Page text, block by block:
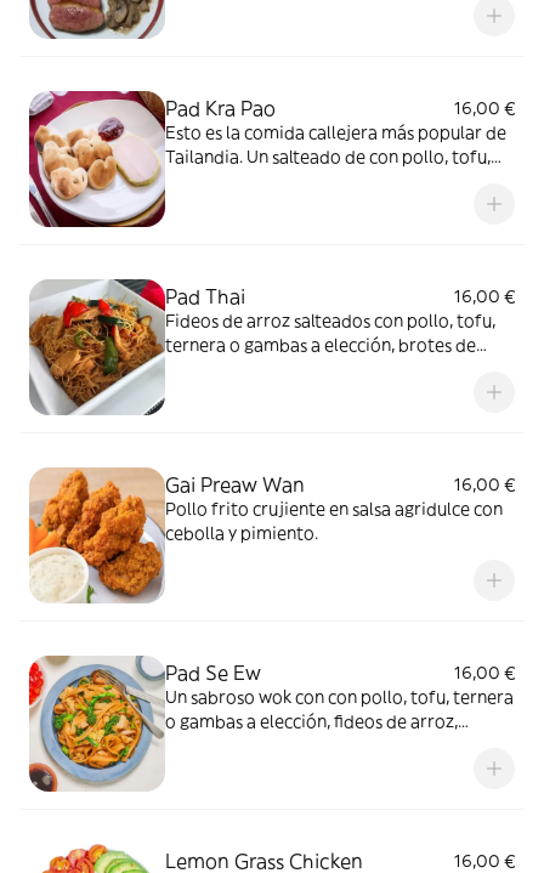
Pad Kra Pao
16,00 €
Esto es la comida callejera más popular de
Tailandia. Un salteado de con pollo, tofu,
Pad Thai
16,00 €
Fideos de arroz salteados con pollo, tofu,
ternera o gambas a elección, brotes de
Gai Preaw Wan
16,00 €
Pollo frito crujiente en salsa agridulce con
cebolla y pimiento.
Pad Se Ew
16,00 €
Un sabroso wok con con pollo, tofu, ternera
o gambas a elección, fideos de arroz,
Lemon Grass Chicken 16,00 €